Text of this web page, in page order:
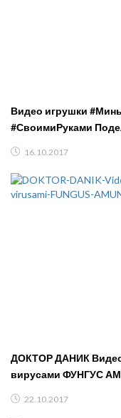
Видео игрушки
#СвоимиРуками
16.10.2017
ДОКТОР ДАНИК
вирусами ФУНГУС
22.10.2017